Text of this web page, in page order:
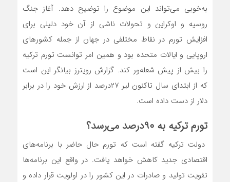
به‌خوبی می‌تواند این موضوع را توضیح دهد. آغاز جنگ
روسیه و اوکراین و تحولات ناشی از آن خود دلیلی برای
افزایش تورم در نقاط مختلفی در جهان از جمله کشورهای
اروپایی و ایالات متحده بود و همین امر توانست تورم ترکیه
را بیش از پیش شعله‌ور کند. گزارش رویترز بیانگر این است
که از ابتدای سال تاکنون لیر ۲۷درصد از ارزش خود را در برابر
دلار از دست داده است.
تورم ترکیه به ۹۰درصد می‌رسد؟
دولت ترکیه گفته است که تورم حال حاضر با برنامه‌های
اقتصادی جدید کاهش خواهد یافت. در واقع این برنامه‌ها
تقویت تولید و صادرات در این کشور را در اولویت قرار داده و